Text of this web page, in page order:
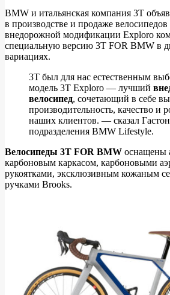
Эксклюзивные
велосипеды
от
компаний
BMW
BMW и итальянская компания 3T
в производстве и продаже велосипедов
внедорожной модификации Exploro
специальную версию 3T FOR BMW в
вариациях.
3T был для нас естественным
модель 3T Exploro — лучший
велосипед, сочетающий в себе
производительность, качество и
наших клиентов. — сказал Гастон
подразделения BMW Lifestyle.
Велосипеды 3T FOR BMW оснащены
карбоновым каркасом, карбоновыми
рукоятками, эксклюзивным кожаным
ручками Brooks.